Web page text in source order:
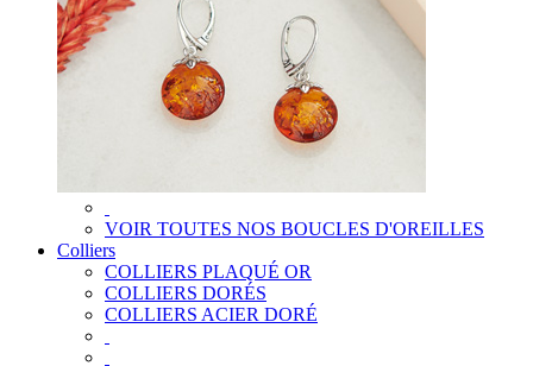
VOIR TOUTES NOS BOUCLES D'OREILLES
Colliers
COLLIERS PLAQUÉ OR
COLLIERS DORÉS
COLLIERS ACIER DORÉ